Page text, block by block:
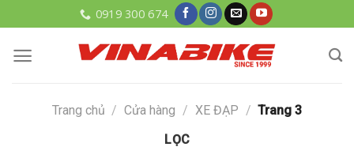
to
content
0919 300 674
Trang chủ / Cửa hàng / XE ĐẠP / Trang 3
LỌC